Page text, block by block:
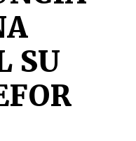
SU